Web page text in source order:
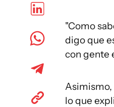
"Como
digo que
con gente
Asimismo,
lo que